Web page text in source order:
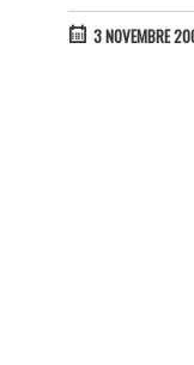
3 NOVEMBRE